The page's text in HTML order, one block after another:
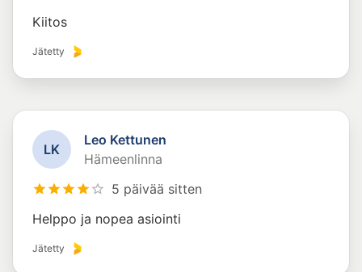
Kiitos
Jätetty
LK
Leo Kettunen
Hämeenlinna
5 päivää sitten
Helppo ja nopea asiointi
Jätetty